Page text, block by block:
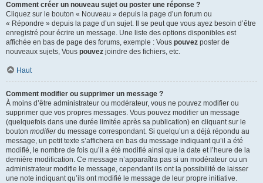
Comment créer un nouveau sujet ou poster une réponse ?
Cliquez sur le bouton « Nouveau » depuis la page d’un forum ou
« Répondre » depuis la page d’un sujet. Il se peut que vous ayez besoin d’être
enregistré pour écrire un message. Une liste des options disponibles est
affichée en bas de page des forums, exemple : Vous pouvez poster de
nouveaux sujets, Vous pouvez joindre des fichiers, etc.
Haut
Comment modifier ou supprimer un message ?
À moins d’être administrateur ou modérateur, vous ne pouvez modifier ou
supprimer que vos propres messages. Vous pouvez modifier un message
(quelquefois dans une durée limitée après sa publication) en cliquant sur le
bouton modifierdu message correspondant. Si quelqu’un a déjà répondu au
message, un petit texte s’affichera en bas du message indiquant qu’il a été
modifié, le nombre de fois qu’il a été modifié ainsi que la date et l’heure de la
dernière modification. Ce message n’apparaîtra pas si un modérateur ou un
administrateur modifie le message, cependant ils ont la possibilité de laisser
une note indiquant qu’ils ont modifié le message de leur propre initiative.